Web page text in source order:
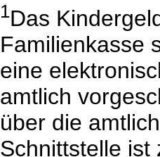
1Das
Familienkasse
eine
amtlich
über die
Schnittstelle ist